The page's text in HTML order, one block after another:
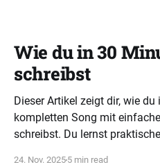
Wie du in 30
schreibst
Dieser Artikel zeigt dir, wie
kompletten Song mit
schreibst. Du lernst
24. Nov. 2025 5 min read